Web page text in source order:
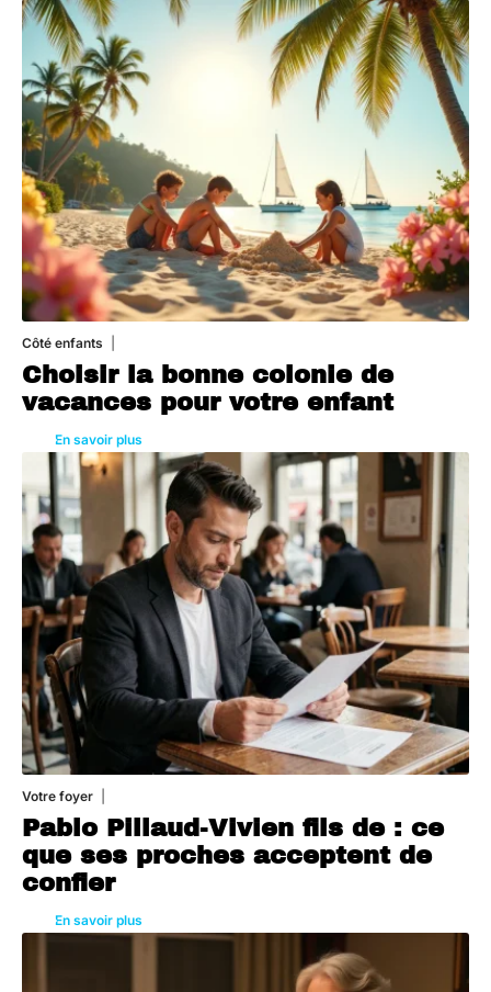
Côté enfants
Choisir la bonne colonie de
vacances pour votre enfant
En savoir plus
Votre foyer
Pablo Pillaud-Vivien fils de : ce
que ses proches acceptent de
confier
En savoir plus